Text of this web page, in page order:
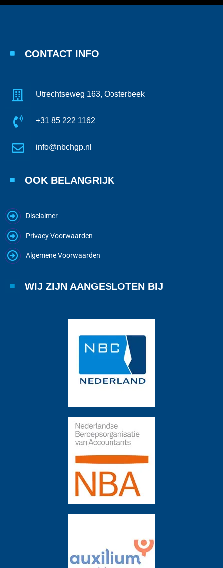
CONTACT INFO
Utrechtseweg 163, Oosterbeek
+31 85 222 1162
info@nbchgp.nl
OOK BELANGRIJK
Disclaimer
Privacy Voorwaarden
Algemene Voorwaarden
WIJ ZIJN AANGESLOTEN BIJ